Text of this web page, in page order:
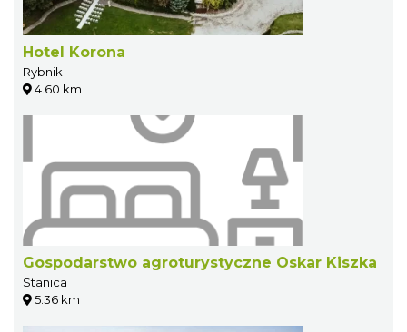
Hotel Korona
Rybnik
4.60 km
Gospodarstwo agroturystyczne Oskar Kiszka
Stanica
5.36 km